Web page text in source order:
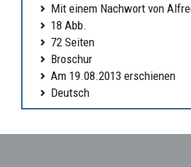
Mit einem Nachwort von
18 Abb.
72 Seiten
Broschur
Am 19.08.2013 erschienen
Deutsch